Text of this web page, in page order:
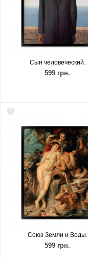
Сын человеческий.
599 грн.
Союз Земли и Воды.
599 грн.